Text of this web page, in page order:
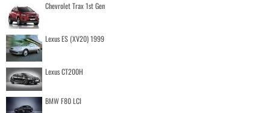
Chevrolet Trax 1st Gen
Lexus ES (XV20) 1999
Lexus CT200H
BMW F80 LCI